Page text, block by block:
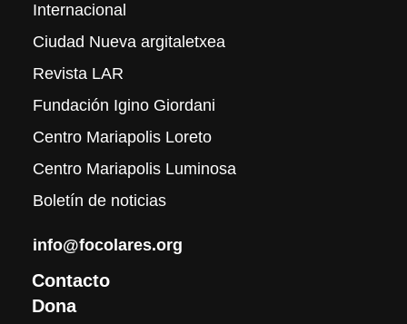
Internacional
Ciudad Nueva argitaletxea
Revista LAR
Fundación Igino Giordani
Centro Mariapolis Loreto
Centro Mariapolis Luminosa
Boletín de noticias
info@focolares.org
Contacto
Dona